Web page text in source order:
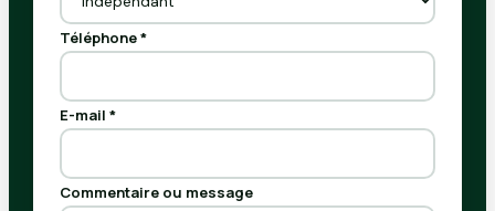
Téléphone*
l'apprenant
message
E-mail*
Commentaire ou message